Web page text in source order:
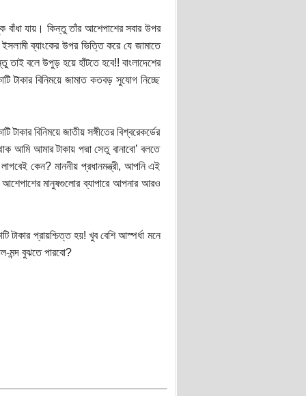
বাঁধা যায়। কিন্তু তাঁর আশেপাশের সবার উপর
ব্যাংকের উপর ভিত্তি করে যে জামাতে
তাই বলে উপুড় হয়ে হাঁটতে হবে!! বাংলাদেশের
টাকার বিনিময়ে জামাত কতবড় সুযোগ নিচ্ছে
বিনিময়ে জাতীয় সঙ্গীতের বিশ্বরেকর্ডের
আমি আমার টাকায় পদ্মা সেতু বানাবো’ বলতে
কেন? মাননীয় প্রধানমন্ত্রী, আপনি এই
মানুষগুলোর ব্যাপারে আপনার আরও
টাকার প্রায়শ্চিত্ত হয়! খুব বেশি আস্পর্ধা মনে
মন্দ বুঝতে পারবো?